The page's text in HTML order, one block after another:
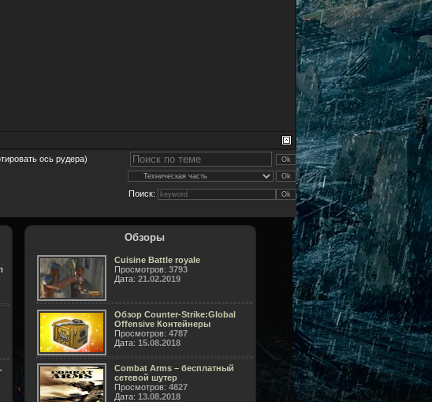
ось рудера)
Поиск:
Обзоры
Cuisine Battle royale
Просмотров: 3793
Дата: 21.02.2019
Обзор Counter-Strike:Global
Offensive Контейнеры
Просмотров: 4787
Дата: 15.08.2018
Combat Arms – бесплатный
сетевой шутер
Просмотров: 4827
Дата: 13.08.2018